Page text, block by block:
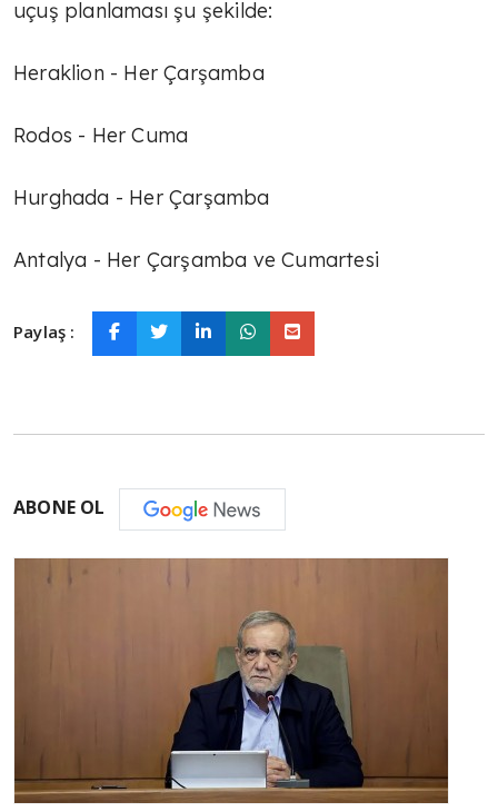
uçuş planlaması şu şekilde:
Heraklion - Her Çarşamba
Rodos - Her Cuma
Hurghada - Her Çarşamba
Antalya - Her Çarşamba ve Cumartesi
Paylaş :
ABONE OL